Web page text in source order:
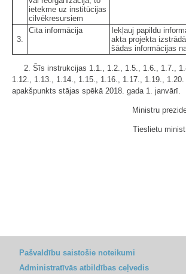
ietekme uz institūcijas
cilvēkresursiem
3.
Cita informācija
Iekļauj papildu
akta projekta
šādas informācijas
2. Šīs instrukcijas 1.1., 1.2., 1.5., 1.6., 1.7.,
1.12., 1.13., 1.14., 1.15., 1.16., 1.17., 1.19., 1.20.
apakšpunkts stājas spēkā 2018. gada 1. janvārī.
Ministru
Tieslietu
Pašvaldību saistošie noteikumi
Administratīvās atbildības ceļvedis